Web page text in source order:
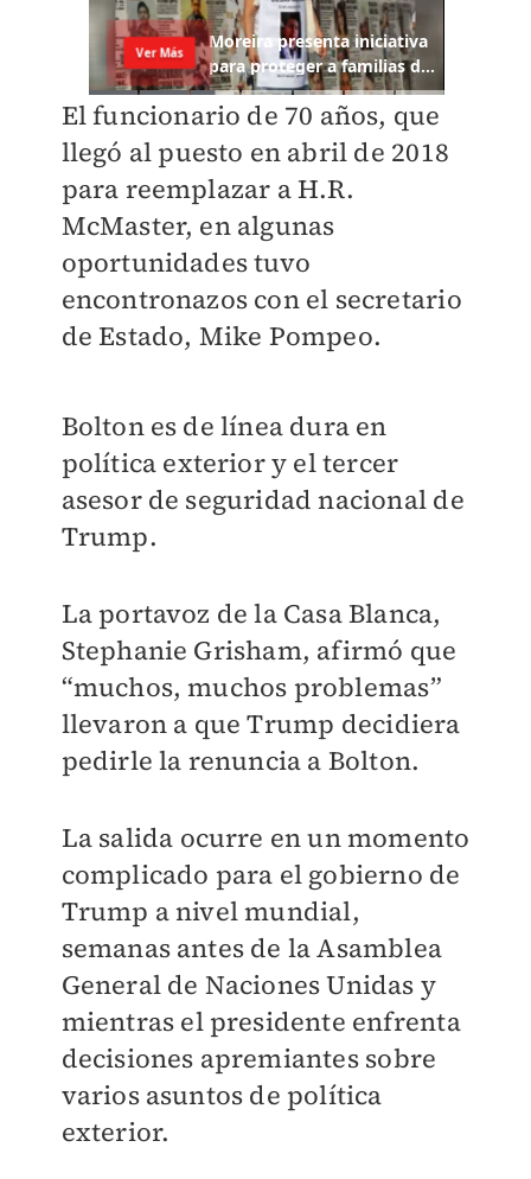
El funcionario de 70 años, que
llegó al puesto en abril de 2018
para reemplazar a H.R.
McMaster, en algunas
oportunidades tuvo
encontronazos con el secretario
de Estado, Mike Pompeo.
Bolton es de línea dura en
política exterior y el tercer
asesor de seguridad nacional de
Trump.
La portavoz de la Casa Blanca,
Stephanie Grisham, afirmó que
“muchos, muchos problemas”
llevaron a que Trump decidiera
pedirle la renuncia a Bolton.
La salida ocurre en un momento
complicado para el gobierno de
Trump a nivel mundial,
semanas antes de la Asamblea
General de Naciones Unidas y
mientras el presidente enfrenta
decisiones apremiantes sobre
varios asuntos de política
exterior.